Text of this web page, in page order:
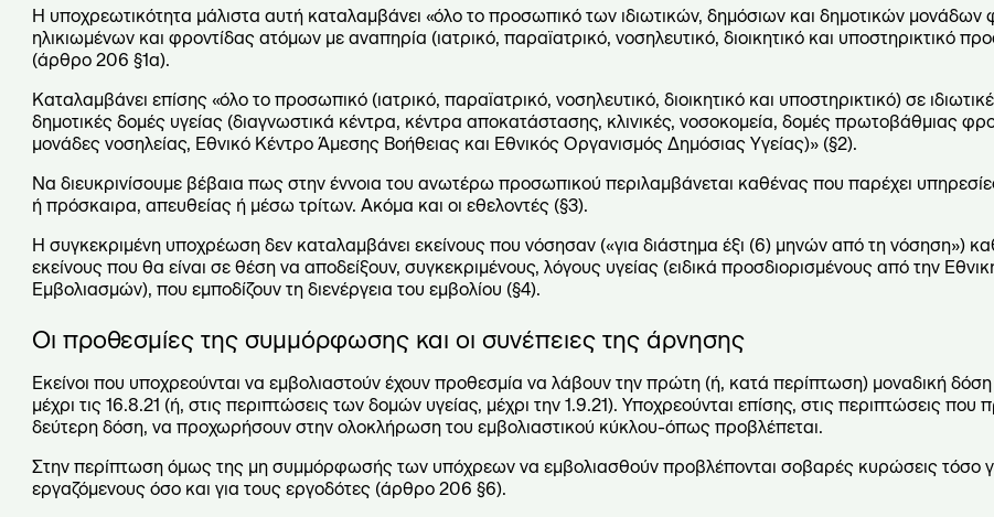
Η υποχρεωτικότητα μάλιστα αυτή καταλαμβάνει «όλο το προσωπικό των ιδιωτικών, δημόσιων και δημοτικών μονάδων
ηλικιωμένων και φροντίδας ατόμων με αναπηρία (ιατρικό, παραϊατρικό, νοσηλευτικό, διοικητικό και υποστηρικτικό
(άρθρο 206 §1α).
Καταλαμβάνει επίσης «όλο το προσωπικό (ιατρικό, παραϊατρικό, νοσηλευτικό, διοικητικό και υποστηρικτικό) σε
δημοτικές δομές υγείας (διαγνωστικά κέντρα, κέντρα αποκατάστασης, κλινικές, νοσοκομεία, δομές πρωτοβάθμιας
μονάδες νοσηλείας, Εθνικό Κέντρο Άμεσης Βοήθειας και Εθνικός Οργανισμός Δημόσιας Υγείας)» (§2).
Να διευκρινίσουμε βέβαια πως στην έννοια του ανωτέρω προσωπικού περιλαμβάνεται καθένας που παρέχει
ή πρόσκαιρα, απευθείας ή μέσω τρίτων. Ακόμα και οι εθελοντές (§3).
Η συγκεκριμένη υποχρέωση δεν καταλαμβάνει εκείνους που νόσησαν («για διάστημα έξι (6) μηνών από τη νόσηση»)
εκείνους που θα είναι σε θέση να αποδείξουν, συγκεκριμένους, λόγους υγείας (ειδικά προσδιορισμένους από την
Εμβολιασμών), που εμποδίζουν τη διενέργεια του εμβολίου (§4).
Οι προθεσμίες της συμμόρφωσης και οι συνέπειες της άρνησης
Εκείνοι που υποχρεούνται να εμβολιαστούν έχουν προθεσμία να λάβουν την πρώτη (ή, κατά περίπτωση) μοναδική δόση
μέχρι τις 16.8.21 (ή, στις περιπτώσεις των δομών υγείας, μέχρι την 1.9.21). Υποχρεούνται επίσης, στις περιπτώσεις που
δεύτερη δόση, να προχωρήσουν στην ολοκλήρωση του εμβολιαστικού κύκλου-όπως προβλέπεται.
Στην περίπτωση όμως της μη συμμόρφωσής των υπόχρεων να εμβολιασθούν προβλέπονται σοβαρές κυρώσεις τόσο
εργαζόμενους όσο και για τους εργοδότες (άρθρο 206 §6).